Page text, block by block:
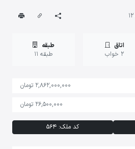
اتاق
2 خواب
طبقه
طبقه 11
2,862,000,000 تومان
26,500,000 تومان
کد ملک: 564